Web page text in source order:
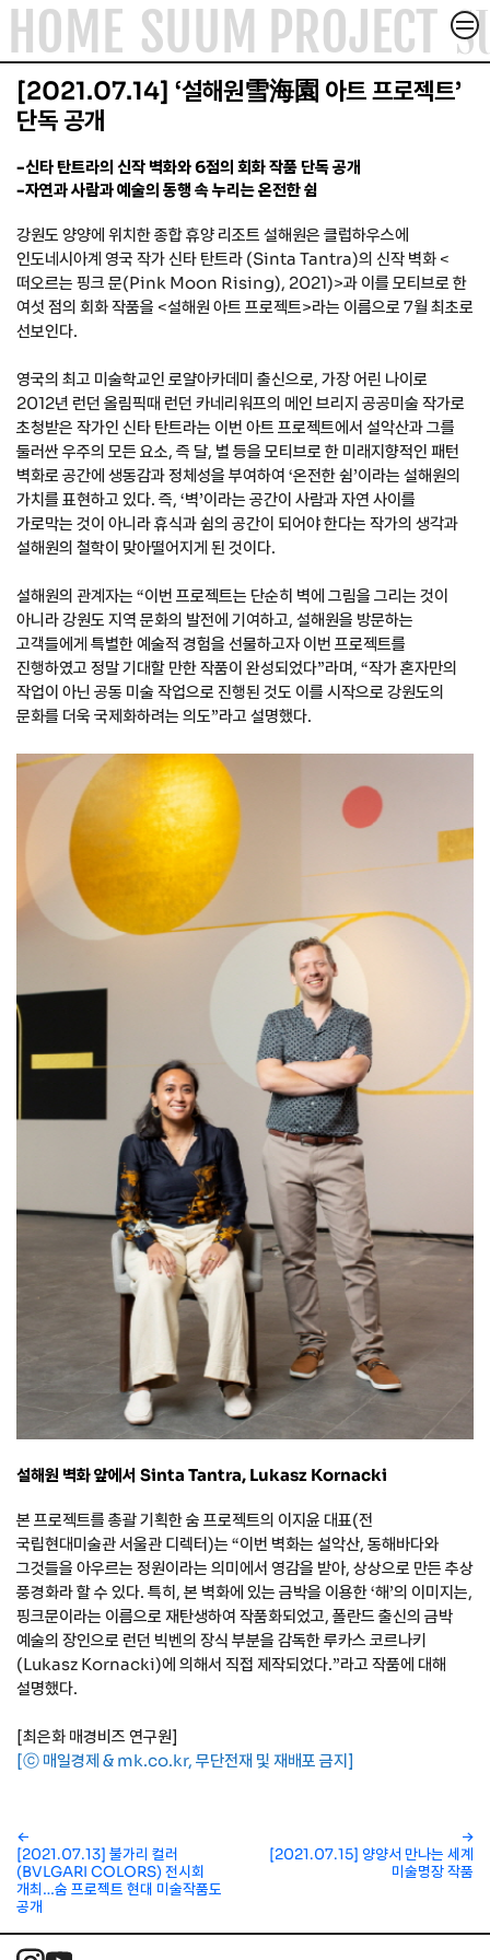
컨텐츠로
건너뛰기
SUUM PROJECT
SUUM X
ACADEMY & FORUM
ABOUT
ARTICLE
CONTACT
HOME SUUM PROJECT
[2021.07.14] ‘설해원雪海園 아트 프로젝트’
단독 공개
-신타 탄트라의 신작 벽화와 6점의 회화 작품 단독 공개
-자연과 사람과 예술의 동행 속 누리는 온전한 쉼
강원도 양양에 위치한 종합 휴양 리조트 설해원은 클럽하우스에
인도네시아계 영국 작가 신타 탄트라 (Sinta Tantra)의 신작 벽화 <
떠오르는 핑크 문(Pink Moon Rising), 2021)>과 이를 모티브로 한
여섯 점의 회화 작품을 <설해원 아트 프로젝트>라는 이름으로 7월 최초로
선보인다.
영국의 최고 미술학교인 로얄아카데미 출신으로, 가장 어린 나이로
2012년 런던 올림픽때 런던 카네리워프의 메인 브리지 공공미술 작가로
초청받은 작가인 신타 탄트라는 이번 아트 프로젝트에서 설악산과 그를
둘러싼 우주의 모든 요소, 즉 달, 별 등을 모티브로 한 미래지향적인 패턴
벽화로 공간에 생동감과 정체성을 부여하여 ‘온전한 쉼’이라는 설해원의
가치를 표현하고 있다. 즉, ‘벽’이라는 공간이 사람과 자연 사이를
가로막는 것이 아니라 휴식과 쉼의 공간이 되어야 한다는 작가의 생각과
설해원의 철학이 맞아떨어지게 된 것이다.
설해원의 관계자는 “이번 프로젝트는 단순히 벽에 그림을 그리는 것이
아니라 강원도 지역 문화의 발전에 기여하고, 설해원을 방문하는
고객들에게 특별한 예술적 경험을 선물하고자 이번 프로젝트를
진행하였고 정말 기대할 만한 작품이 완성되었다”라며, “작가 혼자만의
작업이 아닌 공동 미술 작업으로 진행된 것도 이를 시작으로 강원도의
문화를 더욱 국제화하려는 의도”라고 설명했다.
설해원 벽화 앞에서 Sinta Tantra, Lukasz Kornacki
본 프로젝트를 총괄 기획한 숨 프로젝트의 이지윤 대표(전
국립현대미술관 서울관 디렉터)는 “이번 벽화는 설악산, 동해바다와
그것들을 아우르는 정원이라는 의미에서 영감을 받아, 상상으로 만든 추상
풍경화라 할 수 있다. 특히, 본 벽화에 있는 금박을 이용한 ‘해’의 이미지는,
핑크문이라는 이름으로 재탄생하여 작품화되었고, 폴란드 출신의 금박
예술의 장인으로 런던 빅벤의 장식 부분을 감독한 루카스 코르나키
(Lukasz Kornacki)에 의해서 직접 제작되었다.”라고 작품에 대해
설명했다.
[최은화 매경비즈 연구원]
[ⓒ 매일경제 & mk.co.kr, 무단전재 및 재배포 금지]
←
[2021.07.13] 불가리 컬러
(BVLGARI COLORS) 전시회
개최…숨 프로젝트 현대 미술작품도
공개
[2021.07.15] 양양서 만나는 세계
미술명장 작품
→